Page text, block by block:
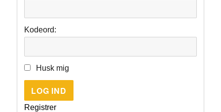
Kodeord:
Husk mig
LOG IND
Registrer